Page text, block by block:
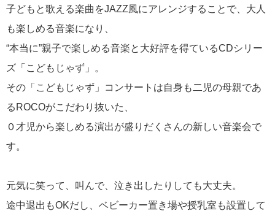
子どもと歌える楽曲をJAZZ風にアレンジすることで、大人
も楽しめる音楽になり、
“本当に”親子で楽しめる音楽と大好評を得ているCDシリー
ズ「こどもじゃず」。
その「こどもじゃず」コンサートは自身も二児の母親であ
るROCOがこだわり抜いた、
０才児から楽しめる演出が盛りだくさんの新しい音楽会で
す。
元気に笑って、叫んで、泣き出したりしても大丈夫。
途中退出もOKだし、ベビーカー置き場や授乳室も設置して